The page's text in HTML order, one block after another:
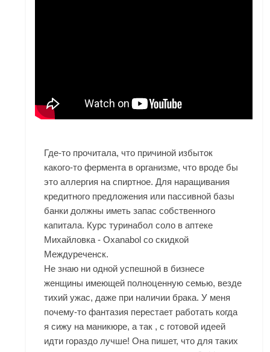
Где-то прочитала, что причиной избыток
какого-то фермента в организме, что вроде бы
это аллергия на спиртное. Для наращивания
кредитного предложения или пассивной базы
банки должны иметь запас собственного
капитала. Курс туринабол соло в аптеке
Михайловка - Oxanabol со скидкой
Междуреченск.
Не знаю ни одной успешной в бизнесе
женщины имеющей полноценную семью, везде
тихий ужас, даже при наличии брака. У меня
почему-то фантазия перестает работать когда
я сижу на маникюре, а так , с готовой идеей
идти гораздо лучше! Она пишет, что для таких